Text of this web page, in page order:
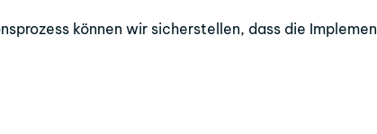
können wir sicherstellen, dass die